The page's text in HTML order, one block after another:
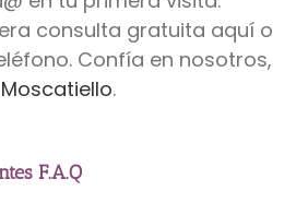
consulta gratuita aquí o
Confía en nosotros,
Moscatiello.
F.A.Q